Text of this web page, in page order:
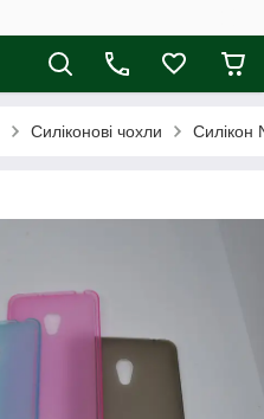
Силіконові чохли Силікон